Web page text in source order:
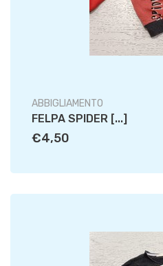
ABBIGLIAMENTO
FELPA SPIDER [...]
€4,50